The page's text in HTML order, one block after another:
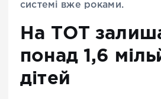
системі вже роками.
На ТОТ
понад 1,6
дітей